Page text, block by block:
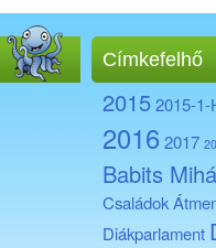
Címkefelhő
20152015-1-
2016 2017
Babits
Családok
Diákparlament